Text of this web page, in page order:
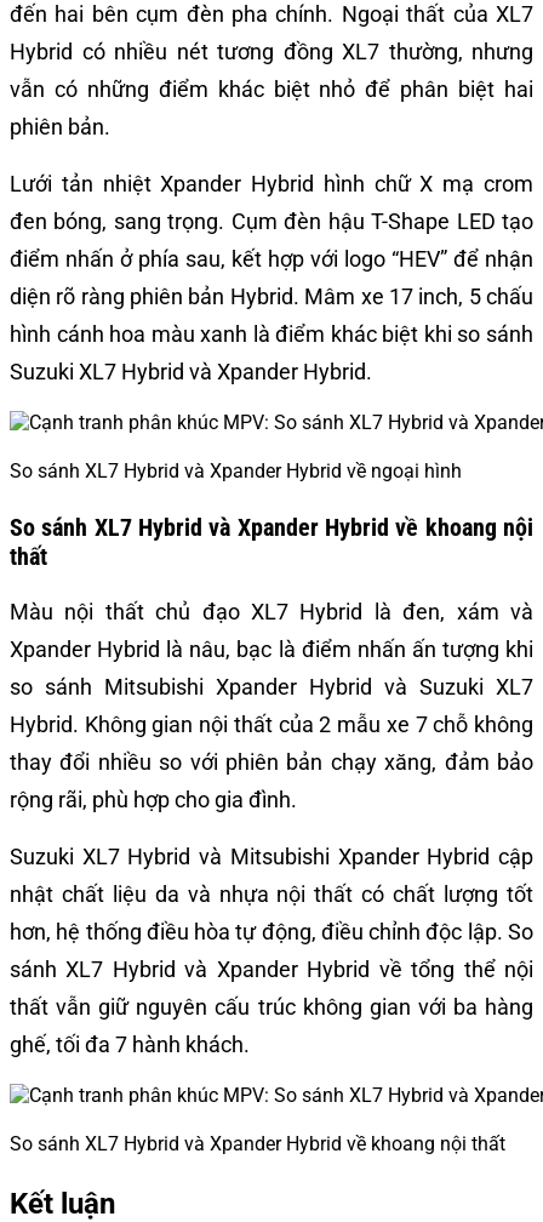
đến hai bên cụm đèn pha chính. Ngoại thất của XL7
Hybrid có nhiều nét tương đồng XL7 thường, nhưng
vẫn có những điểm khác biệt nhỏ để phân biệt hai
phiên bản.
Lưới tản nhiệt Xpander Hybrid hình chữ X mạ crom
đen bóng, sang trọng. Cụm đèn hậu T-Shape LED tạo
điểm nhấn ở phía sau, kết hợp với logo “HEV” để nhận
diện rõ ràng phiên bản Hybrid. Mâm xe 17 inch, 5 chấu
hình cánh hoa màu xanh là điểm khác biệt khi so sánh
Suzuki XL7 Hybrid và Xpander Hybrid.
So sánh XL7 Hybrid và Xpander Hybrid về ngoại hình
So sánh XL7 Hybrid và Xpander Hybrid về khoang nội
thất
Màu nội thất chủ đạo XL7 Hybrid là đen, xám và
Xpander Hybrid là nâu, bạc là điểm nhấn ấn tượng khi
so sánh Mitsubishi Xpander Hybrid và Suzuki XL7
Hybrid. Không gian nội thất của 2 mẫu xe 7 chỗ không
thay đổi nhiều so với phiên bản chạy xăng, đảm bảo
rộng rãi, phù hợp cho gia đình.
Suzuki XL7 Hybrid và Mitsubishi Xpander Hybrid cập
nhật chất liệu da và nhựa nội thất có chất lượng tốt
hơn, hệ thống điều hòa tự động, điều chỉnh độc lập. So
sánh XL7 Hybrid và Xpander Hybrid về tổng thể nội
thất vẫn giữ nguyên cấu trúc không gian với ba hàng
ghế, tối đa 7 hành khách.
So sánh XL7 Hybrid và Xpander Hybrid về khoang nội thất
Kết luận